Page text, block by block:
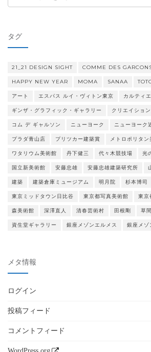
テ
ー
タグ
21_21 DESIGN SIGHT COMME DES
HAPPY NEW YEAR MOMA SANAA
アート エスパス ルイ・ヴィトン東京 カルティエ
ギンザ・グラフィック・ギャラリー クリエイショ
コム デ ギャルソン ニューヨーク ニューヨーク
プラダ青山店 プリツカー建築賞 メトロポリタン
ワタリウム美術館 丹下健三 代々木競技場 光
国立新美術館 安藤忠雄 安藤忠雄建築研究所
建築 建築倉庫ミュージアム 明月院 杉本博司
東京ミッドタウン日比谷 東京都写真美術館 東京
森美術館 深澤直人 清春芸術村 田根剛 草
資生堂ギャラリー 銀座メゾンエルメス 銀座メゾ
メタ情報
ログイン
投稿フィード
コメントフィード
WordPress.org